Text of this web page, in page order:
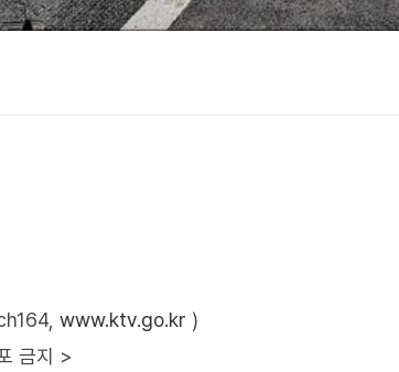
www.ktv.go.kr )
금지 >